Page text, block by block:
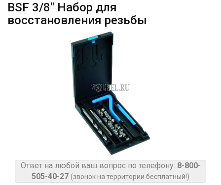
BSF 3/8" Набор для
восстановления резьбы
Ответ на любой ваш вопрос по телефону: 8-800-
505-40-27 (звонок на территории бесплатный!)